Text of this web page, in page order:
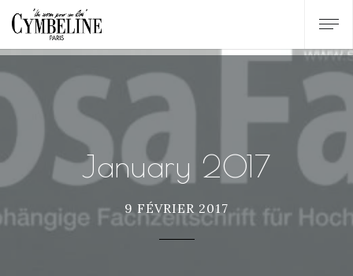
January 2017
9 FÉVRIER 2017